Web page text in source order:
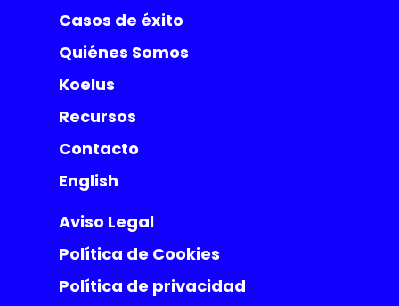
Casos de éxito
Quiénes Somos
Koelus
Recursos
Contacto
English
Aviso Legal
Política de Cookies
Política de privacidad